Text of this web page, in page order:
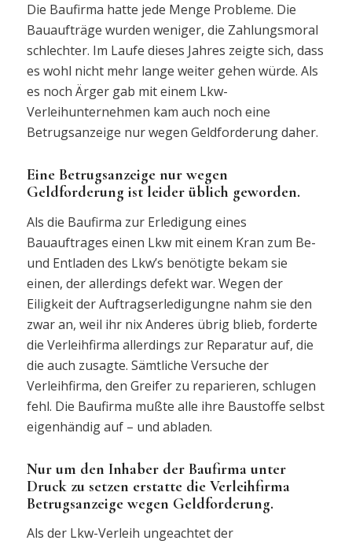
Die Baufirma hatte jede Menge Probleme. Die
Bauaufträge wurden weniger, die Zahlungsmoral
schlechter. Im Laufe dieses Jahres zeigte sich, dass
es wohl nicht mehr lange weiter gehen würde. Als
es noch Ärger gab mit einem Lkw-
Verleihunternehmen kam auch noch eine
Betrugsanzeige nur wegen Geldforderung daher.
Eine Betrugsanzeige nur wegen
Geldforderung ist leider üblich geworden.
Als die Baufirma zur Erledigung eines
Bauauftrages einen Lkw mit einem Kran zum Be-
und Entladen des Lkw’s benötigte bekam sie
einen, der allerdings defekt war. Wegen der
Eiligkeit der Auftragserledigungne nahm sie den
zwar an, weil ihr nix Anderes übrig blieb, forderte
die Verleihfirma allerdings zur Reparatur auf, die
die auch zusagte. Sämtliche Versuche der
Verleihfirma, den Greifer zu reparieren, schlugen
fehl. Die Baufirma mußte alle ihre Baustoffe selbst
eigenhändig auf – und abladen.
Nur um den Inhaber der Baufirma unter
Druck zu setzen erstatte die Verleihfirma
Betrugsanzeige wegen Geldforderung.
Als der Lkw-Verleih ungeachtet der